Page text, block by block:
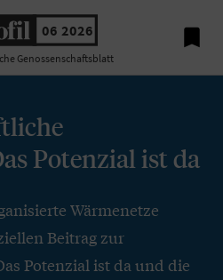
06 2026
Genossenschaftsblatt

Potenzial ist da
Wärmenetze
Beitrag zur
Potenzial ist da und die